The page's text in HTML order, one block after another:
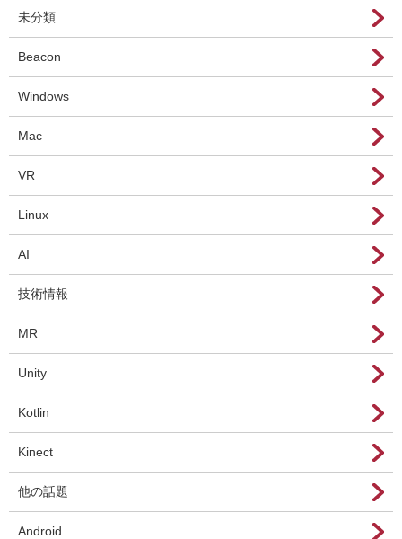
未分類
Beacon
Windows
Mac
VR
Linux
AI
技術情報
MR
Unity
Kotlin
Kinect
他の話題
Android